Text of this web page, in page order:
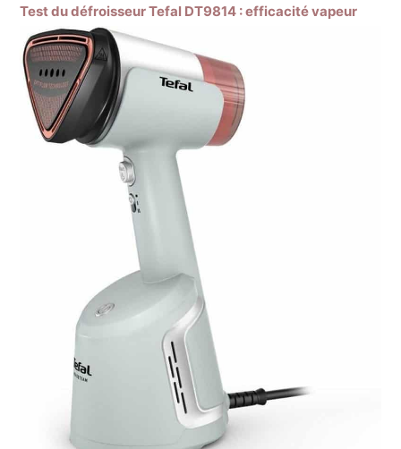
Test du défroisseur Tefal DT9814 : efficacité vapeur